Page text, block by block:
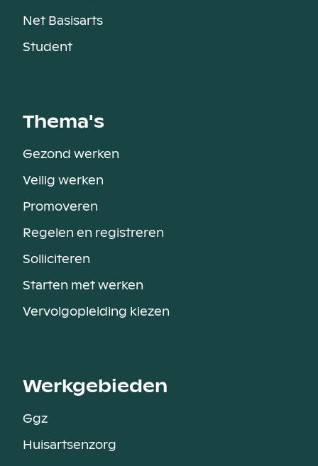
Net Basisarts
Student
Thema's
Gezond werken
Veilig werken
Promoveren
Regelen en registreren
Solliciteren
Starten met werken
Vervolgopleiding kiezen
Werkgebieden
Ggz
Huisartsenzorg